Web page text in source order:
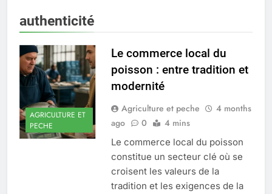
authenticité
AGRICULTURE ET
PECHE
Le commerce local du
poisson : entre tradition et
modernité
Agriculture et peche
4 months
ago
0 4 mins
Le commerce local du poisson
constitue un secteur clé où se
croisent les valeurs de la
tradition et les exigences de la